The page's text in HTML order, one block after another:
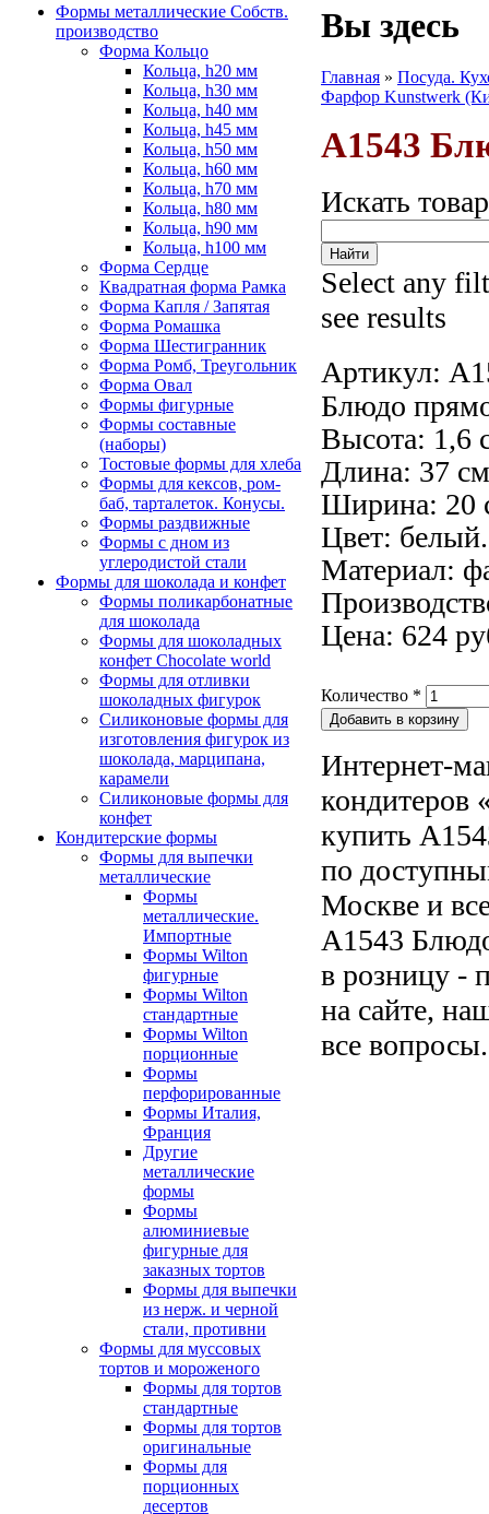
Формы металлические Собств.
производство
Форма Кольцо
Кольца, h20 мм
Кольца, h30 мм
Кольца, h40 мм
Кольца, h45 мм
Кольца, h50 мм
Кольца, h60 мм
Кольца, h70 мм
Кольца, h80 мм
Кольца, h90 мм
Кольца, h100 мм
Форма Сердце
Квадратная форма Рамка
Форма Капля / Запятая
Форма Ромашка
Форма Шестигранник
Форма Ромб, Треугольник
Форма Овал
Формы фигурные
Формы составные
(наборы)
Тостовые формы для хлеба
Формы для кексов, ром-
баб, тарталеток. Конусы.
Формы раздвижные
Формы с дном из
углеродистой стали
Формы для шоколада и конфет
Формы поликарбонатные
для шоколада
Формы для шоколадных
конфет Сhocolate world
Формы для отливки
шоколадных фигурок
Силиконовые формы для
изготовления фигурок из
шоколада, марципана,
карамели
Силиконовые формы для
конфет
Кондитерские формы
Формы для выпечки
металлические
Формы
металлические.
Импортные
Формы Wilton
фигурные
Формы Wilton
стандартные
Формы Wilton
порционные
Формы
перфорированные
Формы Италия,
Франция
Другие
металлические
формы
Формы
алюминиевые
фигурные для
заказных тортов
Формы для выпечки
из нерж. и черной
стали, противни
Формы для муссовых
тортов и мороженого
Формы для тортов
стандартные
Формы для тортов
оригинальные
Формы для
порционных
десертов
Вы здесь
Главная » Посуда.
Фарфор Kunstwerk
A1543
Искать
Select any
see results
Артикул:
Блюдо
Высота: 1,6
Длина: 37
Ширина: 20
Цвет: белый.
Материал:
Цена: 624
Количество *
Интернет-
кондитеров
купить
по
Москве и
A1543
в розницу -
на сайте,
все вопросы.